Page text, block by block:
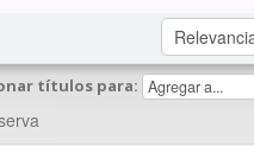
títulos para: